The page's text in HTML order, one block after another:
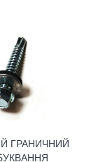
ГРАНИЧНИЙ